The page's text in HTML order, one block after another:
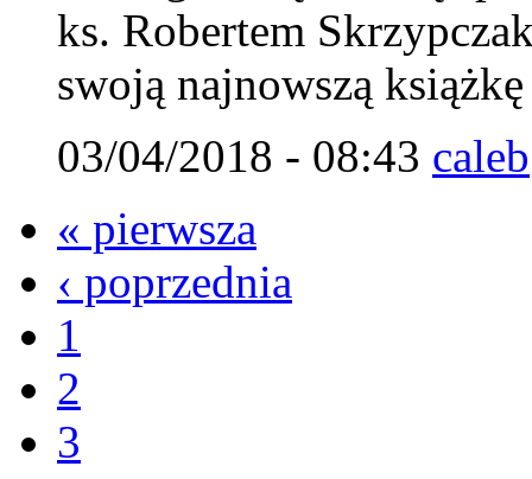
ks. Robertem
swoją najnowszą
03/04/2018 - 08:43 caleb
« pierwsza
‹ poprzednia
1
2
3